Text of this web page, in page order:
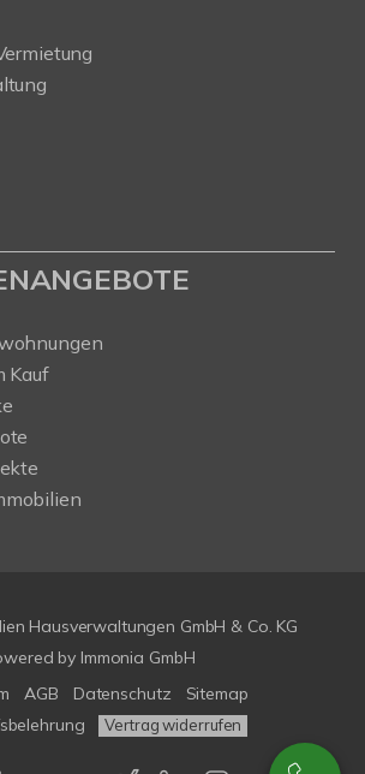
Kauf
Hausverwaltungen GmbH & Co. KG
by Immonia GmbH
AGB Datenschutz
Sitemap
Vertrag widerrufen